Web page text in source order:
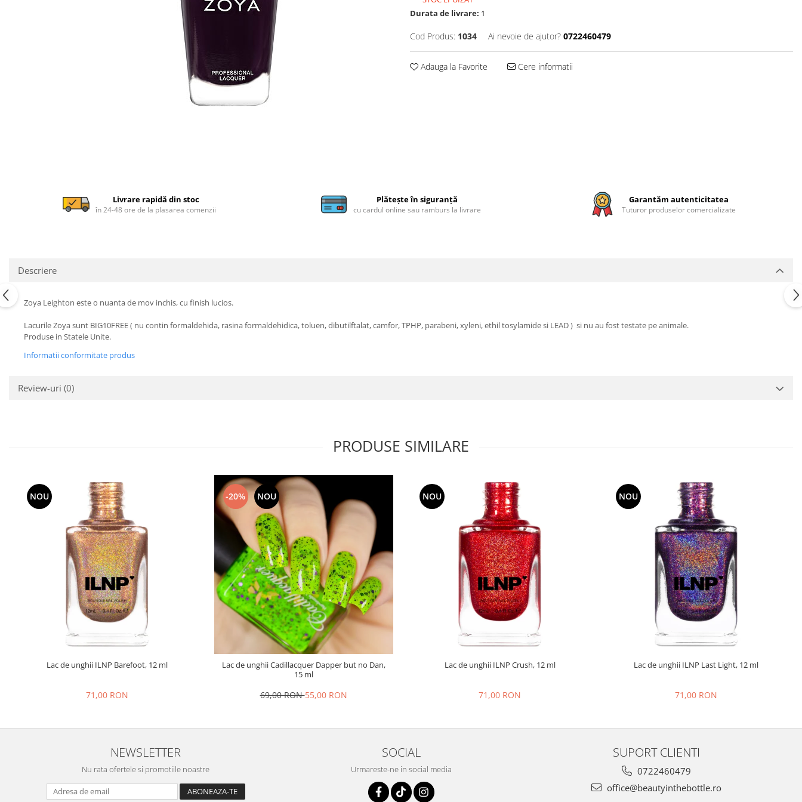
Durata de livrare: 1
Cod Produs: 1034 Ai nevoie de ajutor? 0722460479
Adauga la Favorite Cere informatii
Livrare rapidă din stoc
în 24-48 ore de la plasarea comenzii
Plătește în siguranță
cu cardul online sau ramburs la livrare
Garantăm autenticitatea
Tuturor produselor comercializate
Descriere
Zoya Leighton este o nuanta de mov inchis, cu finish lucios.
Lacurile Zoya sunt BIG10FREE ( nu contin formaldehida, rasina formaldehidica, toluen, dibutilftalat, camfor, TPHP, parabeni, xyleni, ethil tosylamide si LEAD ) si nu au fost testate pe animale.
Produse in Statele Unite.
Informatii conformitate produs
Review-uri (0)
PRODUSE SIMILARE
NOU
Lac de unghii ILNP Barefoot, 12 ml
71,00 RON
-20% NOU
Lac de unghii Cadillacquer Dapper but no Dan,
15 ml
69,00 RON55,00 RON
NOU
Lac de unghii ILNP Crush, 12 ml
71,00 RON
NOU
Lac de unghii ILNP Last Light, 12 ml
71,00 RON
NEWSLETTER
Nu rata ofertele si promotiile noastre
SOCIAL
Urmareste-ne in social media
SUPORT CLIENTI
0722460479
office@beautyinthebottle.ro